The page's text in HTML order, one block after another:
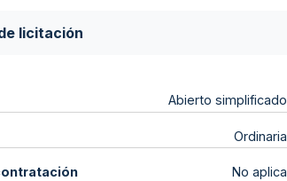
licitación
Abierto simplificado
Ordinaria
No aplica